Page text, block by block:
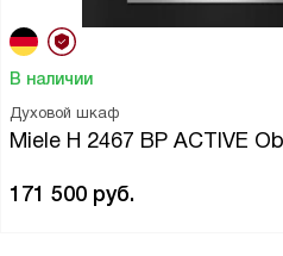
В наличии
Духовой шкаф
Miele H 2467 BP ACTIVE
171 500 руб.